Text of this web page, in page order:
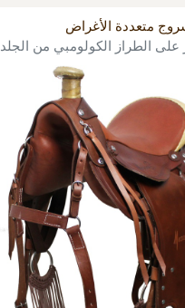
متعددة الأغراض
الطراز الكولومبي من الجلد